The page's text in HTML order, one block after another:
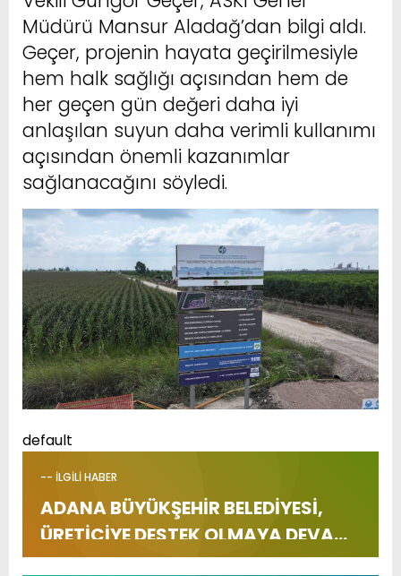
Müdürü Mansur Aladağ’dan bilgi aldı.
Geçer, projenin hayata geçirilmesiyle
hem halk sağlığı açısından hem de
her geçen gün değeri daha iyi
anlaşılan suyun daha verimli kullanımı
açısından önemli kazanımlar
sağlanacağını söyledi.
default
-- İLGİLİ HABER
ADANA BÜYÜKŞEHİR BELEDİYESİ,
ÜRETİCİYE DESTEK OLMAYA DEVAM
EDİYOR